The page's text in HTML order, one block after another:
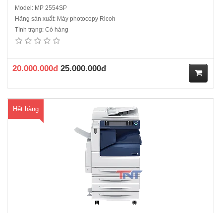
Model: MP 2554SP
Hãng sản xuất: Máy photocopy Ricoh
Tình trạng: Có hàng
20.000.000đ 25.000.000đ
Hết hàng
Máy Photocopy Fuji Xerox DocuCentre IV- 2060 CPS cũ- Cấu hình :
Photocopy Fuji Xerox DocuCentre IV 2060 CPS ( Photocopy - In